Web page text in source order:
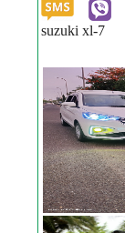
suzuki xl-7